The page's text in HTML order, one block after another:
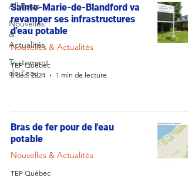
All Posts
Nouvelles
&
Actualités
Traitement
de l'eau
Sainte-Marie-de-Blandford va
revamper ses infrastructures
d'eau potable
Nouvelles & Actualités
TEP Québec
5 déc. 2024
1 min de lecture
Bras de fer pour de l'eau
potable
Nouvelles & Actualités
TEP Québec